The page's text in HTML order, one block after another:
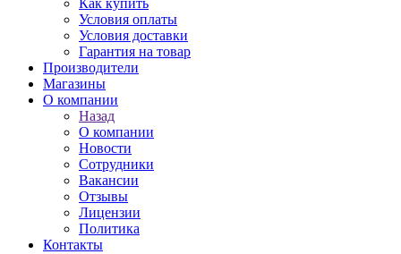
Как купить
Условия оплаты
Условия доставки
Гарантия на товар
Производители
Магазины
О компании
Назад
О компании
Новости
Сотрудники
Вакансии
Отзывы
Лицензии
Политика
Контакты